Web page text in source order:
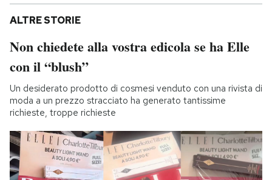
ALTRE STORIE
Non chiedete alla vostra edicola se ha Elle
con il “blush”
Un desiderato prodotto di cosmesi venduto con una rivista di
moda a un prezzo stracciato ha generato tantissime
richieste, troppe richieste